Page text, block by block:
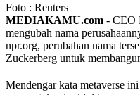
Foto : Reuters
MEDIAKAMU.com - CEO
mengubah nama
npr.org, perubahan nama
Zuckerberg untuk
Mendengar kata metaverse